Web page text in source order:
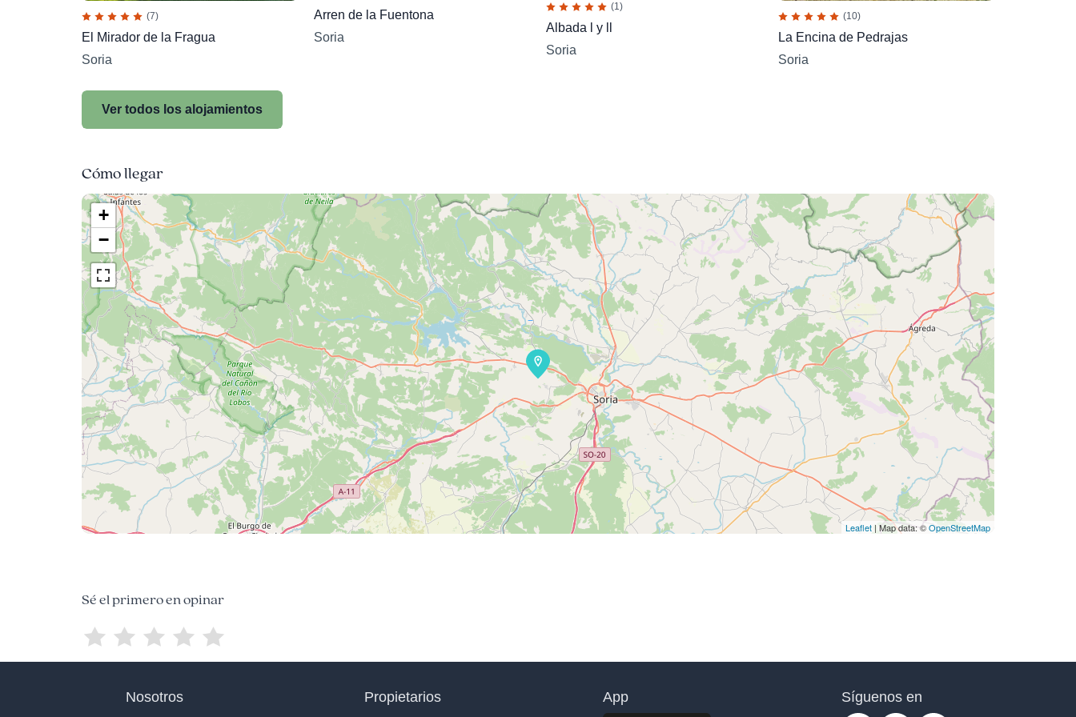
(7)
El Mirador de la Fragua
Soria
Arren de la Fuentona
Soria
(1)
Albada l y ll
Soria
(10)
La Encina de Pedrajas
Soria
Ver todos los alojamientos
Cómo llegar
+
−
Leaflet | Map data: ©OpenStreetMap
Sé el primero en opinar
Nosotros Propietarios App Síguenos en